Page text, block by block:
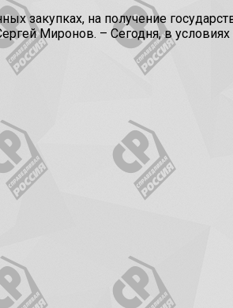
закупках, на получение
Миронов. – Сегодня, в